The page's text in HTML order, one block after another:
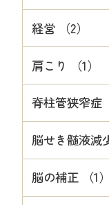
経営 （2）
肩こり （1）
脊柱管狭窄症
脳せき髄液減
脳の補正 （1）